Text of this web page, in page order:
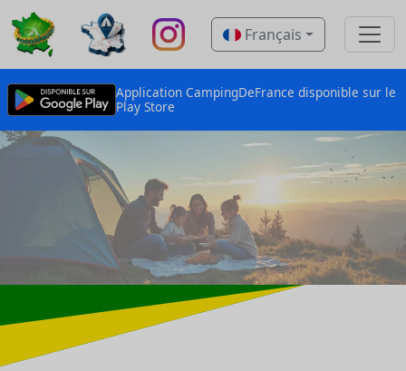
Français
Application CampingDeFrance disponible sur le
Play Store